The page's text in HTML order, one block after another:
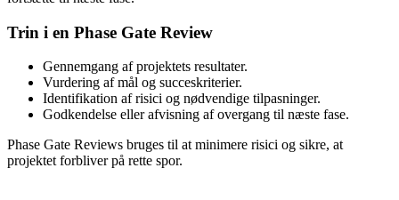
Trin i en Phase Gate Review
Gennemgang af projektets resultater.
Vurdering af mål og succeskriterier.
Identifikation af risici og nødvendige tilpasninger.
Godkendelse eller afvisning af overgang til næste fase.
Phase Gate Reviews bruges til at minimere risici og sikre, at
projektet forbliver på rette spor.